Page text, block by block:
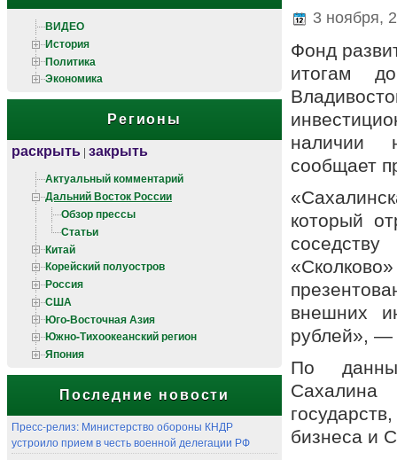
ВИДЕО
История
Политика
Экономика
Регионы
раскрыть | закрыть
Актуальный комментарий
Дальний Восток России
Обзор прессы
Статьи
Китай
Корейский полуостров
Россия
США
Юго-Восточная Азия
Южно-Тихоокеанский регион
Япония
Последние новости
Пресс-релиз: Министерство обороны КНДР
устроило прием в честь военной делегации РФ
3 ноября,
Фонд
итогам
наличии
сообщает
который
внешних
рублей», —
По
Сахалина
бизнеса и